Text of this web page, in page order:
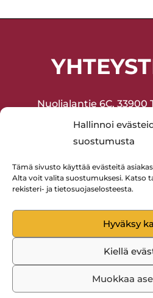
Hallinnoi
suostumusta
Tämä sivusto käyttää evästeitä
Alta voit valita suostumuksesi. Katso
rekisteri- ja tietosuojaselosteesta.
Hyväksy
Kiellä
Muokkaa
Nuolialantie 6C, 33900
Sisäänkäynti
Joukkuevoimistelu ja
(lapset ja aikuiset)
Lentopallo
Rantaperkiön Isku © 2023 |